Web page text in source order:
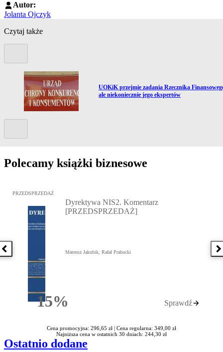
Autor:
Jolanta Ojczyk
Czytaj także
Przejdź do artykułu:
UOKiK przejmie zadania Rzecznika
ale niekoniecznie jego ekspertów
Polecamy książki biznesowe
Poprzednia książka
Przejdź do: Dyrektywa NIS2. Komentarz [PRZEDSPRZEDAŻ],
PRZEDSPRZEDAŻ
15%Rabatu
Dyrektywa NIS2. Komentarz
[PRZEDSPRZEDAŻ]
Mateusz Jakubik, Rafał Prabucki
Sprawdź
Cena promocyjna: 296,65 zł | Cena regularna: 349,00 zł
Najniższa cena w ostatnich 30 dniach: 244,30 zł
Ostatnio dodane